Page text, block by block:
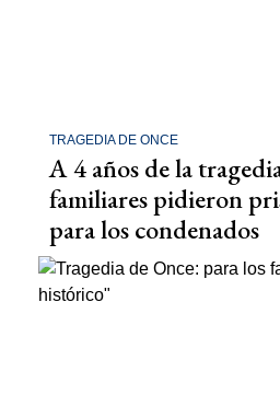
TRAGEDIA DE ONCE
A 4 años de la
familiares pidieron
para los condenados